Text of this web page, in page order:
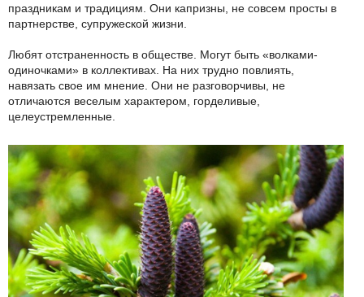
праздникам и традициям. Они капризны, не совсем просты в
партнерстве, супружеской жизни.
Любят отстраненность в обществе. Могут быть «волками-
одиночками» в коллективах. На них трудно повлиять,
навязать свое им мнение. Они не разговорчивы, не
отличаются веселым характером, горделивые,
целеустремленные.